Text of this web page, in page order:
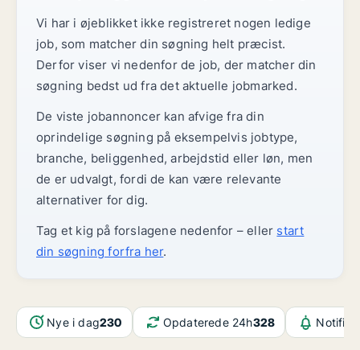
Vi har i øjeblikket ikke registreret nogen ledige
job, som matcher din søgning helt præcist.
Derfor viser vi nedenfor de job, der matcher din
søgning bedst ud fra det aktuelle jobmarked.
De viste jobannoncer kan afvige fra din
oprindelige søgning på eksempelvis jobtype,
branche, beliggenhed, arbejdstid eller løn, men
de er udvalgt, fordi de kan være relevante
alternativer for dig.
Tag et kig på forslagene nedenfor – eller start
din søgning forfra her.
Nye i dag230 Opdaterede 24h328